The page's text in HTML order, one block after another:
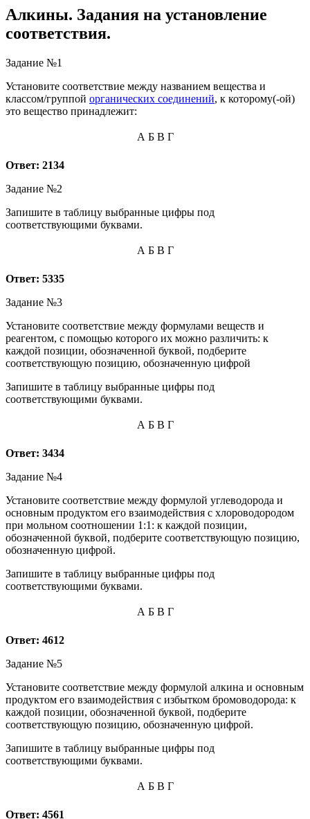
Алкины. Задания на установление
соответствия.
Задание №1
Установите соответствие между названием вещества и
классом/группой органических соединений, к которому(-ой)
это вещество принадлежит:
А Б В Г
Ответ: 2134
Задание №2
Запишите в таблицу выбранные цифры под
соответствующими буквами.
А Б В Г
Ответ: 5335
Задание №3
Установите соответствие между формулами веществ и
реагентом, с помощью которого их можно различить: к
каждой позиции, обозначенной буквой, подберите
соответствующую позицию, обозначенную цифрой
Запишите в таблицу выбранные цифры под
соответствующими буквами.
А Б В Г
Ответ: 3434
Задание №4
Установите соответствие между формулой углеводорода и
основным продуктом его взаимодействия с хлороводородом
при мольном соотношении 1:1: к каждой позиции,
обозначенной буквой, подберите соответствующую позицию,
обозначенную цифрой.
Запишите в таблицу выбранные цифры под
соответствующими буквами.
А Б В Г
Ответ: 4612
Задание №5
Установите соответствие между формулой алкина и основным
продуктом его взаимодействия с избытком бромоводорода: к
каждой позиции, обозначенной буквой, подберите
соответствующую позицию, обозначенную цифрой.
Запишите в таблицу выбранные цифры под
соответствующими буквами.
А Б В Г
Ответ: 4561